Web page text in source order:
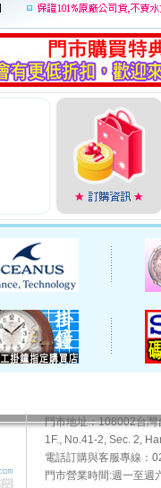
門市地址：108002台灣
1F., No.41-2, Sec. 2,
電話訂購與客服專線：
門市營業時間:週一至週